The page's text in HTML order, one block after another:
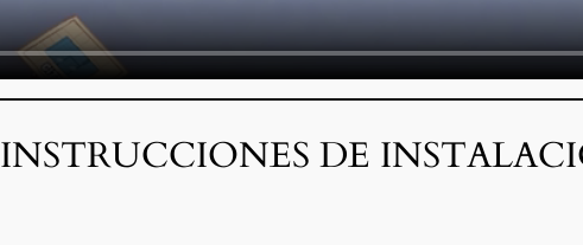
INSTRUCCIONES DE